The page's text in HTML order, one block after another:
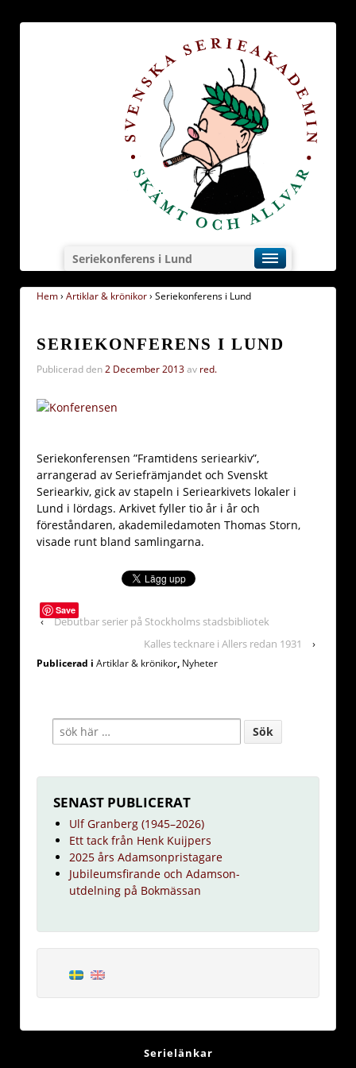
Seriekonferens i Lund
Hem› Artiklar & krönikor› Seriekonferens i Lund
SERIEKONFERENS I LUND
Publicerad den2 December 2013av red.
Seriekonferensen ”Framtidens seriearkiv”,
arrangerad av Seriefrämjandet och Svenskt
Seriearkiv, gick av stapeln i Seriearkivets lokaler i
Lund i lördags. Arkivet fyller tio år i år och
föreståndaren, akademiledamoten Thomas Storn,
visade runt bland samlingarna.
Save
‹ Debutbar serier på Stockholms stadsbibliotek
Kalles tecknare i Allers redan 1931
›
Publicerad i Artiklar & krönikor, Nyheter
SENAST PUBLICERAT
Ulf Granberg (1945–2026)
Ett tack från Henk Kuijpers
2025 års Adamsonpristagare
Jubileumsfirande och Adamson-
utdelning på Bokmässan
Serielänkar